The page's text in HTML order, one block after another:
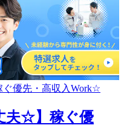
夫☆】稼ぐ優